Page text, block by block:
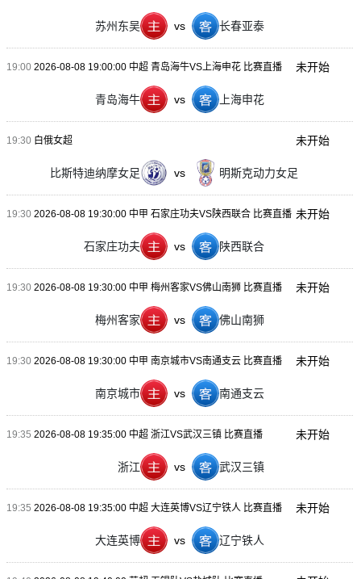
苏州东吴 vs 长春亚泰
19:00 2026-08-08 19:00:00 中超 青岛海牛VS上海申花 比赛直播
青岛海牛 vs 上海申花
未开始
19:30 白俄女超
比斯特迪纳摩女足 vs 明斯克动力女足
未开始
19:30 2026-08-08 19:30:00 中甲 石家庄功夫VS陕西联合 比赛直播
石家庄功夫 vs 陕西联合
未开始
19:30 2026-08-08 19:30:00 中甲 梅州客家VS佛山南狮 比赛直播
梅州客家 vs 佛山南狮
未开始
19:30 2026-08-08 19:30:00 中甲 南京城市VS南通支云 比赛直播
南京城市 vs 南通支云
未开始
19:35 2026-08-08 19:35:00 中超 浙江VS武汉三镇 比赛直播
浙江 vs 武汉三镇
未开始
19:35 2026-08-08 19:35:00 中超 大连英博VS辽宁铁人 比赛直播
大连英博 vs 辽宁铁人
未开始